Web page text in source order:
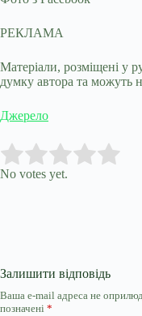
РЕКЛАМА
Матеріали, розміщені у
думку автора та можуть
Джерело
Rate this item:
No votes yet.
Залишити відповідь
Ваша e-mail адреса не
позначені *